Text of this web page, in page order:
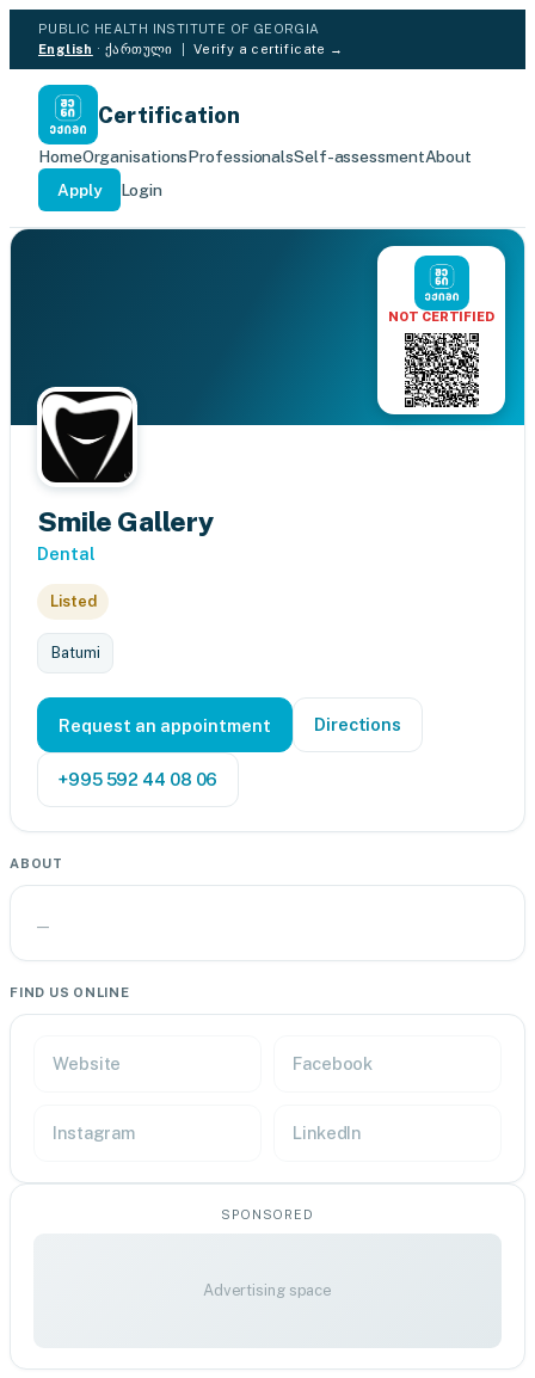
PUBLIC HEALTH INSTITUTE OF GEORGIA
English ·ქართული Verify a certificate →
Certification
HomeOrganisationsProfessionalsSelf-assessmentAbout
Apply
Login
NOT CERTIFIED
Smile Gallery
Dental
Listed
Batumi
Request an appointment Directions
+995 592 44 08 06
ABOUT
—
FIND US ONLINE
Website Facebook
Instagram LinkedIn
SPONSORED
Advertising space